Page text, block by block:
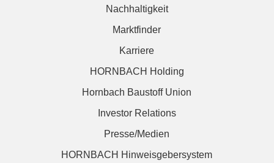
Nachhaltigkeit
Marktfinder
Karriere
HORNBACH Holding
Hornbach Baustoff Union
Investor Relations
Presse/Medien
HORNBACH Hinweisgebersystem